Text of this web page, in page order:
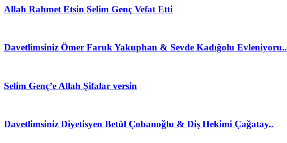
Allah Rahmet Etsin Selim Genç Vefat Etti
Davetlimsiniz Ömer Faruk Yakuphan & Sevde Kadığolu Evleniyoru..
Selim Genç’e Allah Şifalar versin
Davetlimsiniz Diyetisyen Betül Çobanoğlu & Diş Hekimi Çağatay..